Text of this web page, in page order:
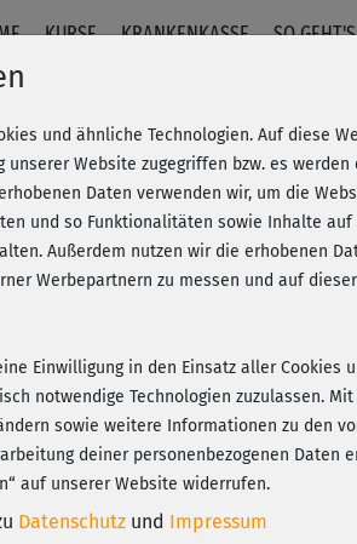
KURSE KRANKENKASSE SO GEHT'S
und ähnliche Technologien. Auf diese
unserer Website zugegriffen bzw. es
Daten verwenden wir, um die
und so Funktionalitäten sowie Inhalte
Außerdem nutzen wir die erhobenen
Werbepartnern zu messen und auf
Einwilligung in den Einsatz aller Cookies
notwendige Technologien zuzulassen.
sowie weitere Informationen zu den
deiner personenbezogenen Daten
auf unserer Website widerrufen.
Datenschutz und Impressum